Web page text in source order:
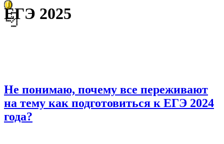
ЕГЭ 2025
Не понимаю, почему все переживают
на тему как подготовиться к ЕГЭ 2024
года?